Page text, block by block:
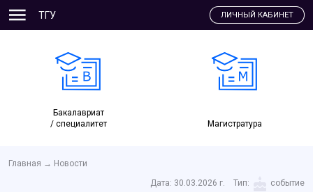
ТГУ ЛИЧНЫЙ КАБИНЕТ
Бакалавриат
/ специалитет
Магистратура
Главная → Новости
Дата: 30.03.2026 г. Тип: событие